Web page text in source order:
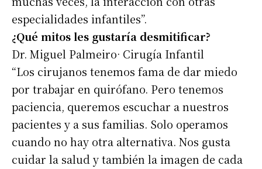
Suscribirme gratis
especialidades infantiles”.
¿Qué mitos les gustaría desmitificar?
Dr. Miguel Palmeiro· Cirugía Infantil
“Los cirujanos tenemos fama de dar miedo
por trabajar en quirófano. Pero tenemos
paciencia, queremos escuchar a nuestros
pacientes y a sus familias. Solo operamos
cuando no hay otra alternativa. Nos gusta
cuidar la salud y también la imagen de cada